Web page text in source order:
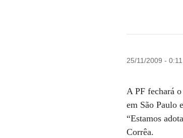
25/11/2009 - 0:11
A PF fechará
em São Paulo
“Estamos
Corrêa.